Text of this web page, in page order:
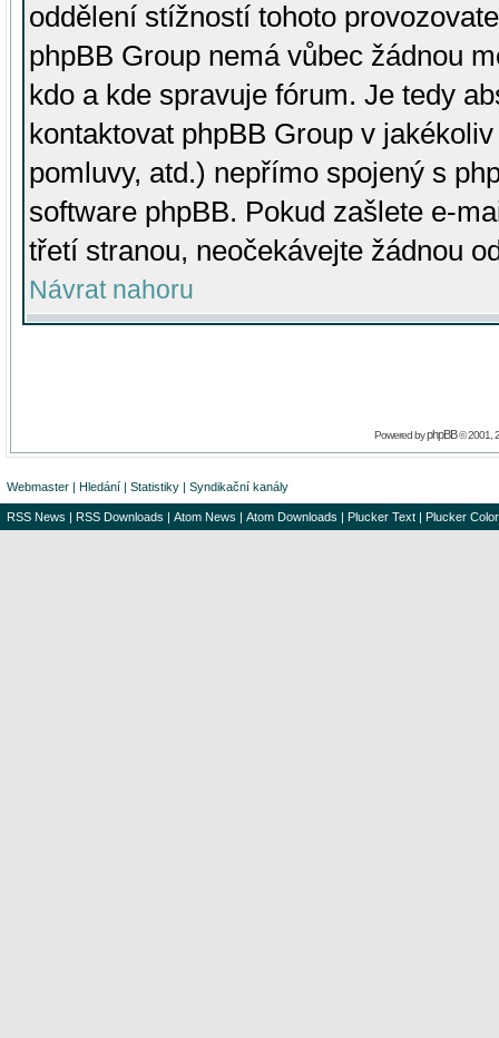
oddělení stížností tohoto
phpBB Group nemá vůbec žádnou
kdo a kde spravuje fórum. Je tedy
kontaktovat phpBB Group v
pomluvy, atd.) nepřímo spojený s
software phpBB. Pokud zašlete e-
třetí stranou, neočekávejte žádnou
Návrat nahoru
Powered byphpBB© 2001,
Webmaster | Hledání | Statistiky | Syndikační kanály
RSS News | RSS Downloads | Atom News | Atom Downloads | Plucker Text | Plucker Color